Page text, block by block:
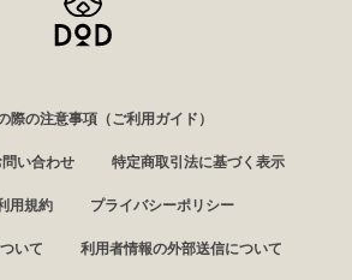
際の注意事項（ご利用ガイド）
い合わせ 特定商取引法に基づく表示
用規約 プライバシーポリシー
いて 利用者情報の外部送信について